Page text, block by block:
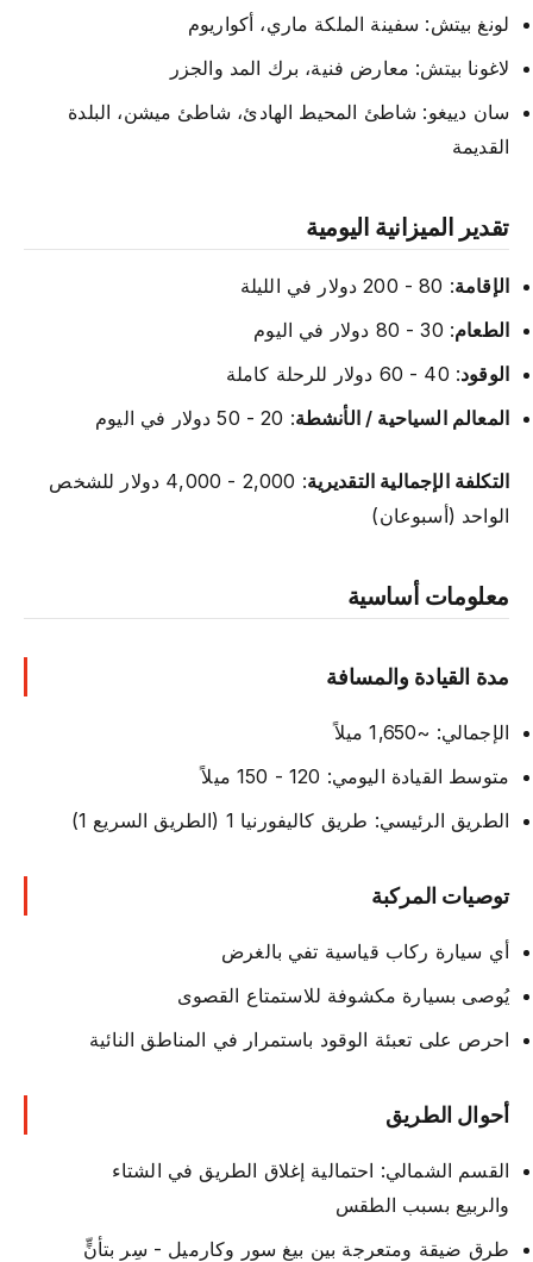
لونغ بيتش: سفينة الملكة ماري، أكواريوم
لاغونا بيتش: معارض فنية، برك المد والجزر
سان دييغو: شاطئ المحيط الهادئ، شاطئ ميشن، البلدة
القديمة
تقدير الميزانية اليومية
الإقامة: 80 - 200 دولار في الليلة
الطعام: 30 - 80 دولار في اليوم
الوقود: 40 - 60 دولار للرحلة كاملة
المعالم السياحية / الأنشطة: 20 - 50 دولار في اليوم
التكلفة الإجمالية التقديرية
: 2,000 - 4,000 دولار للشخص
الواحد (أسبوعان)
معلومات أساسية
مدة القيادة والمسافة
الإجمالي: ~1,650 ميلاً
متوسط القيادة اليومي: 120 - 150 ميلاً
الطريق الرئيسي: طريق كاليفورنيا 1 (الطريق السريع 1)
توصيات المركبة
أي سيارة ركاب قياسية تفي بالغرض
يُوصى بسيارة مكشوفة للاستمتاع القصوى
احرص على تعبئة الوقود باستمرار في المناطق النائية
أحوال الطريق
القسم الشمالي: احتمالية إغلاق الطريق في الشتاء
والربيع بسبب الطقس
طرق ضيقة ومتعرجة بين بيغ سور وكارميل - سِر بتأنٍّ